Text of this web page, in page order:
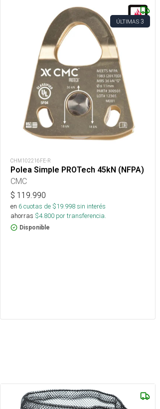
ÚLTIMAS 3
CHM102216FE-R
Polea Simple PROTech 45kN (NFPA)
CMC
$ 119.990
en 6cuotas de $19.998sin interés
ahorras $4.800 por transferencia.
Disponible